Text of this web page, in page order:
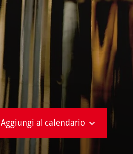
Aggiungi al calendario